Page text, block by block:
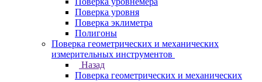
Поверка уровня
Поверка эклиметра
Полигоны
Поверка геометрических и механических
измерительных инструментов
Назад
Поверка геометрических и механических